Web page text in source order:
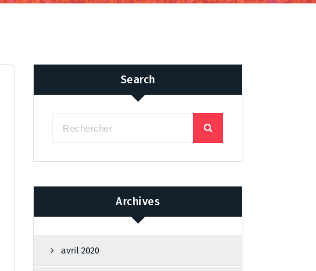
Search
Archives
avril 2020